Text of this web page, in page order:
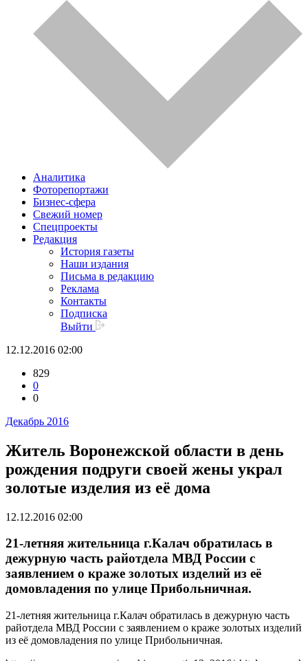
Аналитика
Фоторепортажи
Бизнес-сфера
Свежий номер
Спецпроекты
Редакция
История газеты
Наши издания
Письма в редакцию
Реклама
Контакты
Подписка
Выйти
12.12.2016 02:00
829
0
0
Декабрь 2016
Житель Воронежской области в день
рождения подруги своей жены украл
золотые изделия из её дома
12.12.2016 02:00
21-летняя жительница г.Калач обратилась в
дежурную часть райотдела МВД России с
заявлением о краже золотых изделий из её
домовладения по улице Прибольничная.
21-летняя жительница г.Калач обратилась в дежурную часть
райотдела МВД России с заявлением о краже золотых изделий
из её домовладения по улице Прибольничная.